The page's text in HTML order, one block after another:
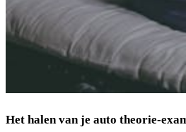
Het halen van je auto theorie-